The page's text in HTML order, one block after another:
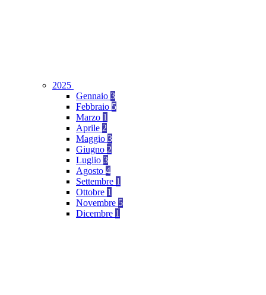
2025
Gennaio 3
Febbraio 5
Marzo 1
Aprile 2
Maggio 3
Giugno 2
Luglio 3
Agosto 4
Settembre 1
Ottobre 1
Novembre 5
Dicembre 1